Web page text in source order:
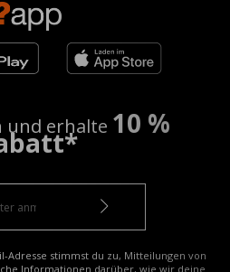
und erhalte 10 %
Adresse stimmst du zu, Mitteilungen von
Informationen darüber, wie wir deine